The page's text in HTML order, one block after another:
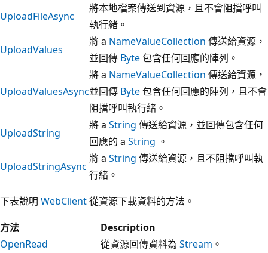
UploadFileAsync
將本地檔案傳送到資源，且不會阻擋呼叫
執行緒。
UploadValues
將 a NameValueCollection 傳送給資源，
並回傳 Byte包含任何回應的陣列。
UploadValuesAsync
將 a NameValueCollection 傳送給資源，
並回傳 Byte包含任何回應的陣列，且不會
阻擋呼叫執行緒。
UploadString
將 a String 傳送給資源，並回傳包含任何
回應的 a String 。
UploadStringAsync
將 a String 傳送給資源，且不阻擋呼叫執
行緒。
下表說明 WebClient從資源下載資料的方法。
方法
Description
OpenRead
從資源回傳資料為 Stream 。